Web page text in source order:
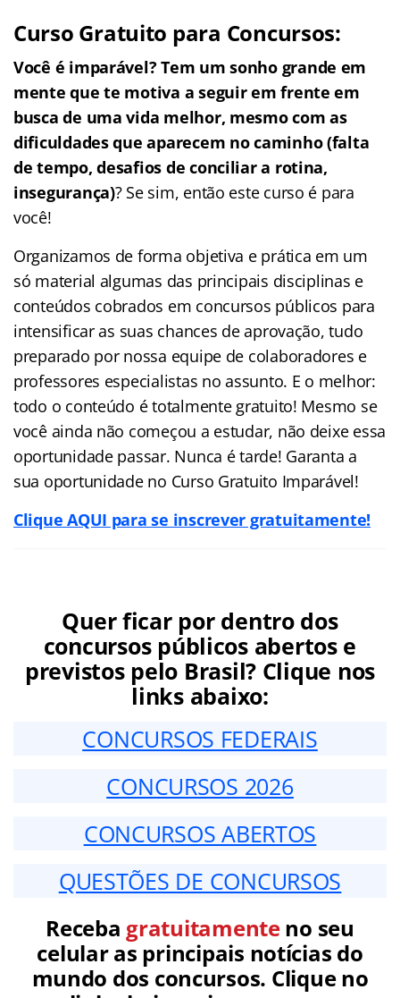
Curso Gratuito para Concursos:
Você é imparável? Tem um sonho grande em
mente que te motiva a seguir em frente em
busca de uma vida melhor, mesmo com as
dificuldades que aparecem no caminho (falta
de tempo, desafios de conciliar a rotina,
insegurança)? Se sim, então este curso é para
você!
Organizamos de forma objetiva e prática em um
só material algumas das principais disciplinas e
conteúdos cobrados em concursos públicos para
intensificar as suas chances de aprovação, tudo
preparado por nossa equipe de colaboradores e
professores especialistas no assunto. E o melhor:
todo o conteúdo é totalmente gratuito! Mesmo se
você ainda não começou a estudar, não deixe essa
oportunidade passar. Nunca é tarde! Garanta a
sua oportunidade no Curso Gratuito Imparável!
Clique AQUI para se inscrever gratuitamente!
Quer ficar por dentro dos
concursos públicos abertos e
previstos pelo Brasil? Clique nos
links abaixo:
CONCURSOS FEDERAIS
CONCURSOS 2026
CONCURSOS ABERTOS
QUESTÕES DE CONCURSOS
Receba gratuitamenteno seu
celular as principais notícias do
mundo dos concursos. Clique no